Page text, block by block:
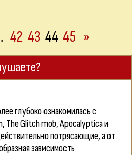
42 43 44 45 »
глубоко ознакомилась с
The Glitch mob, Apocalyptica и
потрясающие, а от
зависимость